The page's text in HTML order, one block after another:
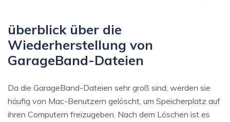
überblick über die
Wiederherstellung von
GarageBand-Dateien
Da die GarageBand-Dateien sehr groß sind, werden sie
häufig von Mac-Benutzern gelöscht, um Speicherplatz auf
ihren Computern freizugeben. Nach dem Löschen ist es